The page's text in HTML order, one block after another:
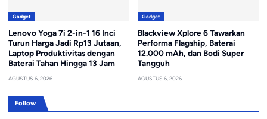
Gadget
Lenovo Yoga 7i 2-in-1 16 Inci
Turun Harga Jadi Rp13 Jutaan,
Laptop Produktivitas dengan
Baterai Tahan Hingga 13 Jam
AGUSTUS 6, 2026
Gadget
Blackview Xplore 6 Tawarkan
Performa Flagship, Baterai
12.000 mAh, dan Bodi Super
Tangguh
AGUSTUS 6, 2026
Follow